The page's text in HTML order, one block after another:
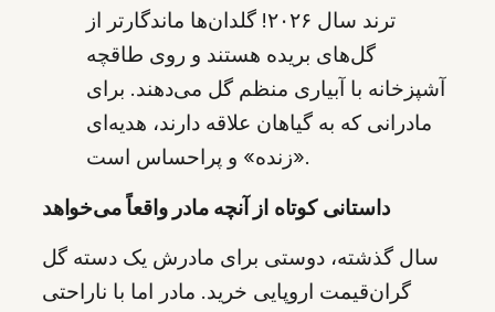
ترند سال ۲۰۲۶! گلدان‌ها ماندگارتر از
گل‌های بریده هستند و روی طاقچه
آشپزخانه با آبیاری منظم گل می‌دهند. برای
مادرانی که به گیاهان علاقه دارند، هدیه‌ای
«زنده» و پراحساس است.
داستانی کوتاه از آنچه مادر واقعاً می‌خواهد
سال گذشته، دوستی برای مادرش یک دسته گل
گران‌قیمت اروپایی خرید. مادر اما با ناراحتی